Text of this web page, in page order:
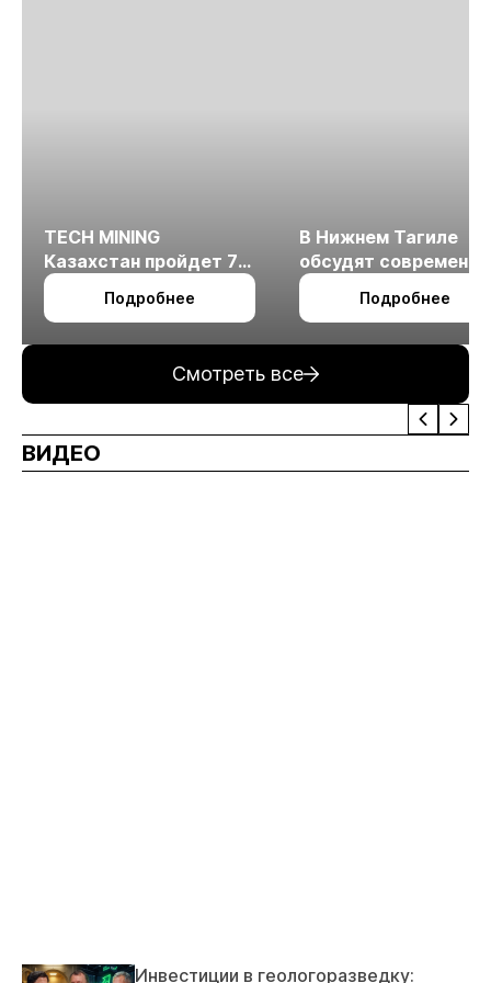
TECH MINING
Казахстан пройдет 7
октября в Алматы
Подробнее
В Нижнем Тагиле
обсудят
технологии
измельчения
Подробнее
Смотреть все
ВИДЕО
Инвестиции в геологоразведку: